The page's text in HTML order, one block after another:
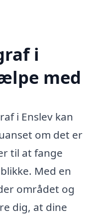
i
med
i Enslev kan
om det er
til at fange
Med en
området og
dig, at dine